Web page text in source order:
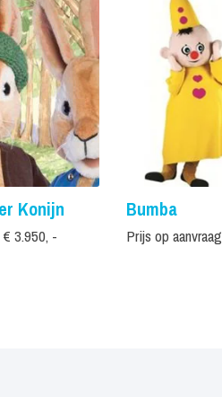
Konijn
€ 3.950, -
Bumba
Prijs op aanvraag